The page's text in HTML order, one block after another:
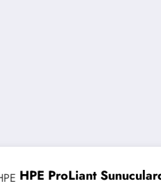
Ayarlarını Optimize